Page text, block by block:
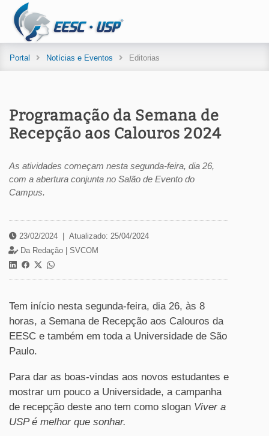
Portal Notícias e Eventos Editorias
Programação da Semana de
Recepção aos Calouros 2024
As atividades começam nesta segunda-feira, dia 26,
com a abertura conjunta no Salão de Evento do
Campus.
23/02/2024
Atualizado: 25/04/2024
Da Redação | SVCOM
Tem início nesta segunda-feira, dia 26, às 8
horas, a Semana de Recepção aos Calouros da
EESC e também em toda a Universidade de São
Paulo.
Para dar as boas-vindas aos novos estudantes e
mostrar um pouco a Universidade, a campanha
de recepção deste ano tem como slogan Viver a
USP é melhor que sonhar.